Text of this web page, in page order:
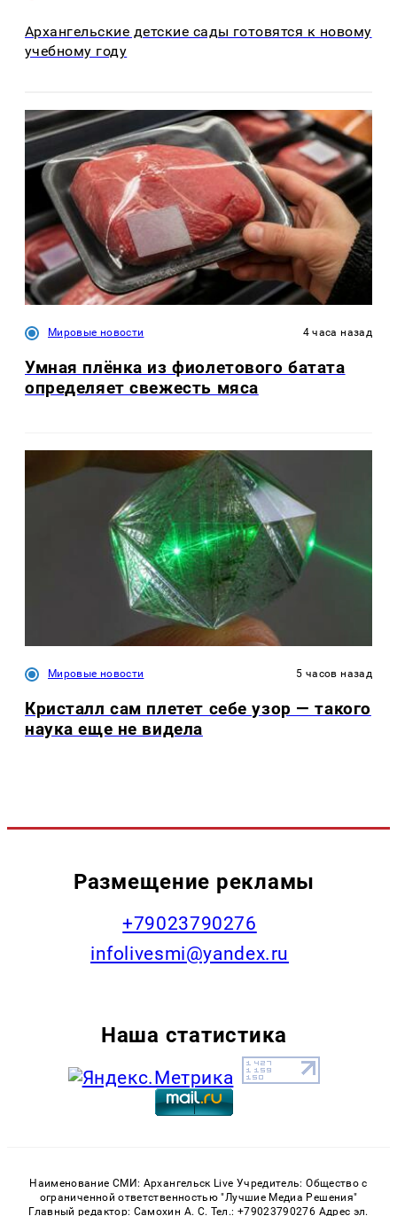
Архангельские детские сады готовятся к новому
учебному году
Мировые новости 4 часа назад
Умная плёнка из фиолетового батата
определяет свежесть мяса
Мировые новости 5 часов назад
Кристалл сам плетет себе узор — такого
наука еще не видела
Размещение рекламы
+79023790276
infolivesmi@yandex.ru
Наша статистика
Наименование СМИ: Архангельск Live Учредитель: Общество с
ограниченной ответственностью "Лучшие Медиа Решения"
Главный редактор: Самохин А. С. Тел.: +79023790276 Адрес эл.